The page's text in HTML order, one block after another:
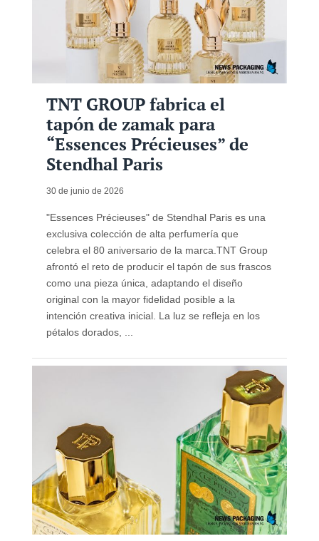
TNT GROUP fabrica el
tapón de zamak para
“Essences Précieuses” de
Stendhal Paris
30 de junio de 2026
"Essences Précieuses" de Stendhal Paris es una
exclusiva colección de alta perfumería que
celebra el 80 aniversario de la marca.TNT Group
afrontó el reto de producir el tapón de sus frascos
como una pieza única, adaptando el diseño
original con la mayor fidelidad posible a la
intención creativa inicial. La luz se refleja en los
pétalos dorados, ...